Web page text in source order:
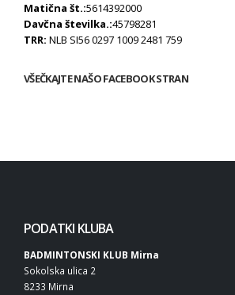
Matična št.:5614392000
Davčna številka.:45798281
TRR: NLB SI56 0297 1009 2481 759
VŠEČKAJTE NAŠO FACEBOOK STRAN
PODATKI KLUBA
BADMINTONSKI KLUB Mirna
Sokolska ulica 2
8233 Mirna